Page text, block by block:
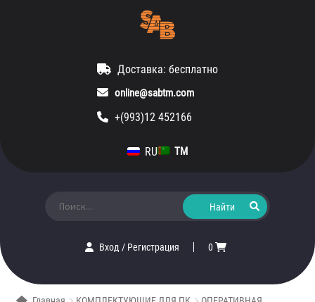
Доставка: бесплатно
online@sabtm.com
+(993)12 452166
RU TM
Вход/ Регистрация 0